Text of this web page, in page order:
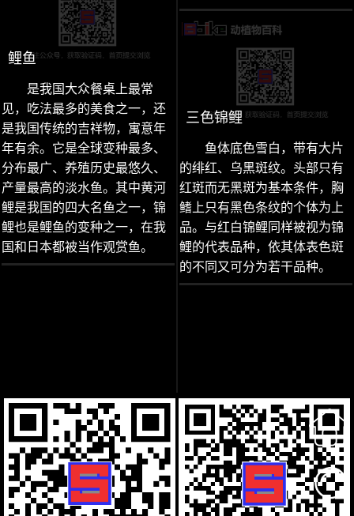
鲤鱼
是我国大众餐桌上最常
见，吃法最多的美食之一，还
是我国传统的吉祥物，寓意年
年有余。它是全球变种最多、
分布最广、养殖历史最悠久、
产量最高的淡水鱼。其中黄河
鲤是我国的四大名鱼之一，锦
鲤也是鲤鱼的变种之一，在我
国和日本都被当作观赏鱼。
三色锦鲤
鱼体底色雪白，带有大片
的绯红、乌黑斑纹。头部只有
红斑而无黑斑为基本条件，胸
鳍上只有黑色条纹的个体为上
品。与红白锦鲤同样被视为锦
鲤的代表品种，依其体表色斑
的不同又可分为若干品种。